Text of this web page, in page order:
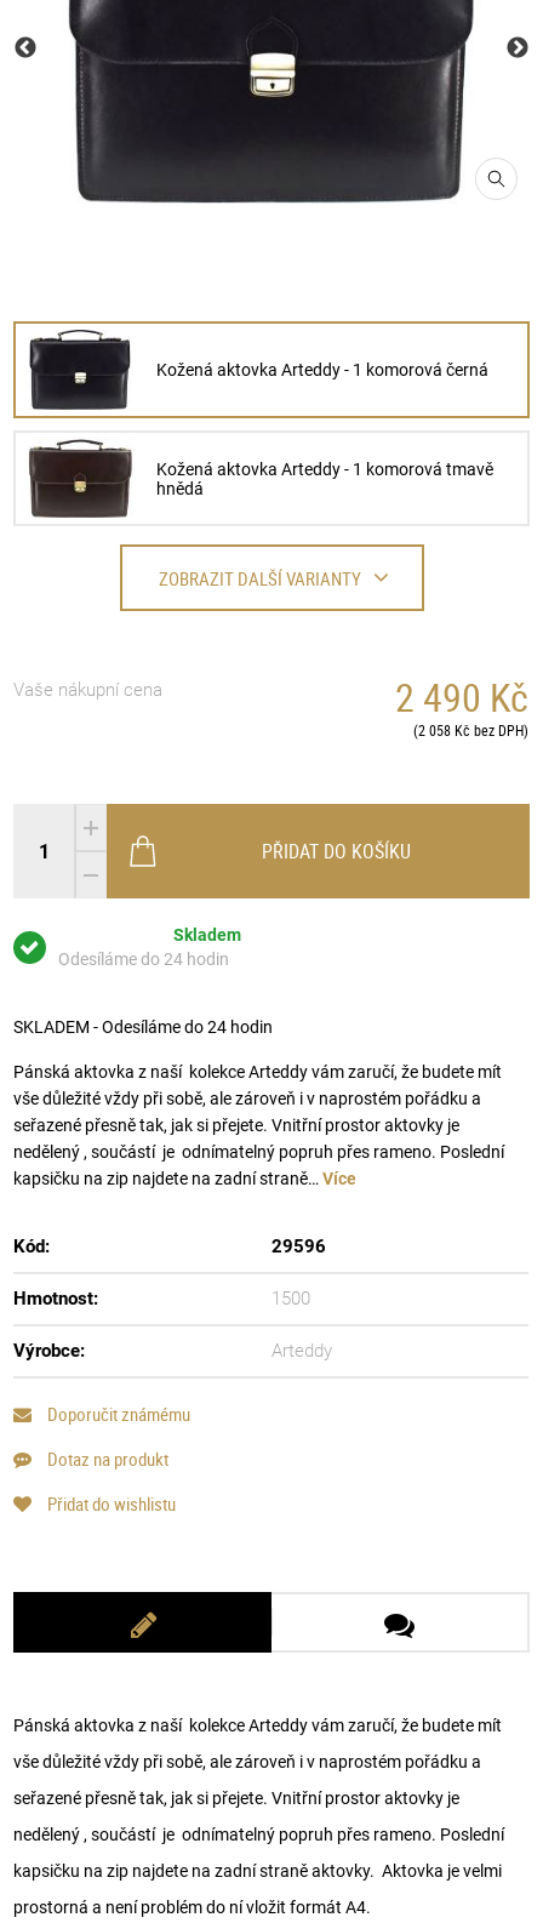
Kožená aktovka Arteddy - 1 komorová černá
Kožená aktovka Arteddy - 1 komorová tmavě
hnědá
ZOBRAZIT DALŠÍ VARIANTY
Vaše nákupní cena 2 490 Kč
(2 058 Kč bez DPH)
Skladem
Odesíláme do 24 hodin
PŘIDAT DO KOŠÍKU
SKLADEM - Odesíláme do 24 hodin
Pánská aktovka z naší kolekce Arteddy vám zaručí, že budete mít
vše důležité vždy při sobě, ale zároveň i v naprostém pořádku a
seřazené přesně tak, jak si přejete. Vnitřní prostor aktovky je
nedělený , součástí je odnímatelný popruh přes rameno. Poslední
kapsičku na zip najdete na zadní straně…Více
Kód: 29596
Hmotnost: 1500
Výrobce: Arteddy
Doporučit známému
Dotaz na produkt
Přidat do wishlistu
Pánská aktovka z naší kolekce Arteddy vám zaručí, že budete mít
vše důležité vždy při sobě, ale zároveň i v naprostém pořádku a
seřazené přesně tak, jak si přejete. Vnitřní prostor aktovky je
nedělený , součástí je odnímatelný popruh přes rameno. Poslední
kapsičku na zip najdete na zadní straně aktovky. Aktovka je velmi
prostorná a není problém do ní vložit formát A4.